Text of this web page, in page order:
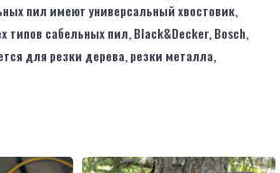
пил имеют универсальный хвостовик,
типов сабельных пил, Black&Decker, Bosch,
для резки дерева, резки металла,